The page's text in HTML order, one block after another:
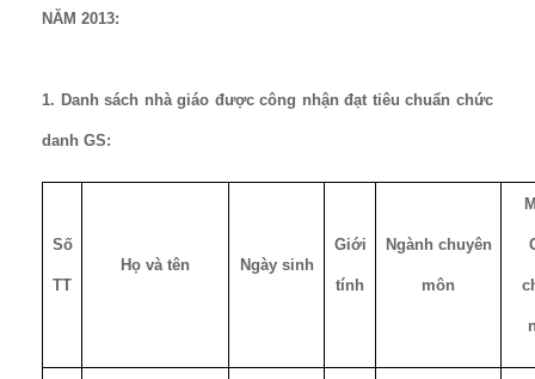
NĂM 2013:
1. Danh sách nhà giáo được công nhận đạt tiêu chuẩn chức
danh GS:
Số
TT
Họ và tên Ngày sinh
Giới
tính
Ngành chuyên
môn